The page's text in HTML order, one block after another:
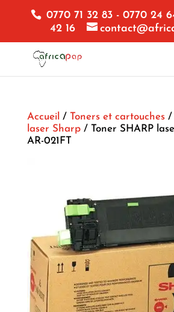
0770 71 32 83 - 0770 24
42 16
Accueil / Toners et cartouches/
laser Sharp/ Toner SHARP
AR-021FT